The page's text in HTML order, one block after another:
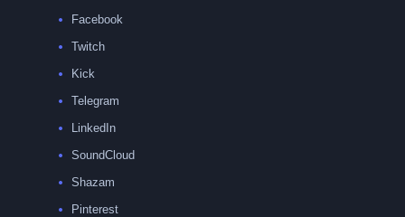
Facebook
Twitch
Kick
Telegram
LinkedIn
SoundCloud
Shazam
Pinterest